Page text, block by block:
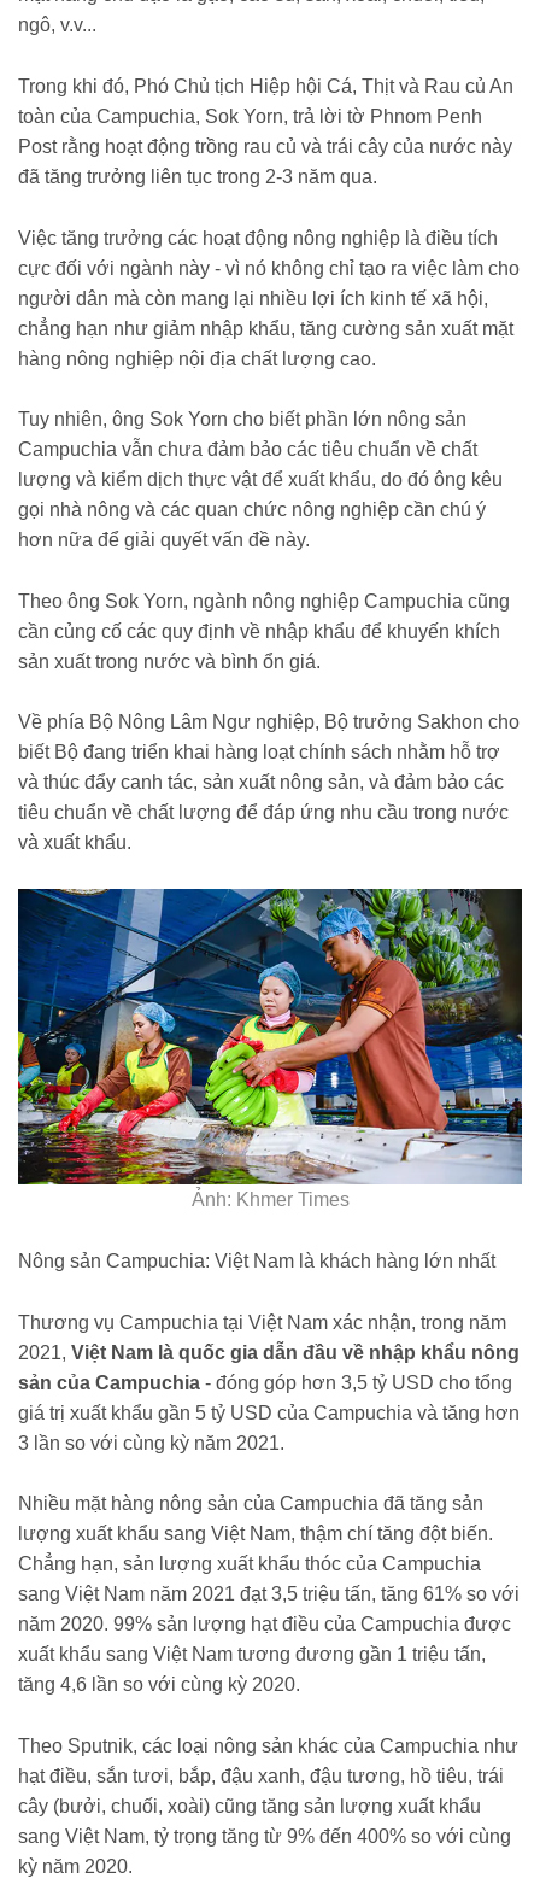
ngô, v.v...
Trong khi đó, Phó Chủ tịch Hiệp hội Cá, Thịt và Rau củ An
toàn của Campuchia, Sok Yorn, trả lời tờ Phnom Penh
Post rằng hoạt động trồng rau củ và trái cây của nước này
đã tăng trưởng liên tục trong 2-3 năm qua.
Việc tăng trưởng các hoạt động nông nghiệp là điều tích
cực đối với ngành này - vì nó không chỉ tạo ra việc làm cho
người dân mà còn mang lại nhiều lợi ích kinh tế xã hội,
chẳng hạn như giảm nhập khẩu, tăng cường sản xuất mặt
hàng nông nghiệp nội địa chất lượng cao.
Tuy nhiên, ông Sok Yorn cho biết phần lớn nông sản
Campuchia vẫn chưa đảm bảo các tiêu chuẩn về chất
lượng và kiểm dịch thực vật để xuất khẩu, do đó ông kêu
gọi nhà nông và các quan chức nông nghiệp cần chú ý
hơn nữa để giải quyết vấn đề này.
Theo ông Sok Yorn, ngành nông nghiệp Campuchia cũng
cần củng cố các quy định về nhập khẩu để khuyến khích
sản xuất trong nước và bình ổn giá.
Về phía Bộ Nông Lâm Ngư nghiệp, Bộ trưởng Sakhon cho
biết Bộ đang triển khai hàng loạt chính sách nhằm hỗ trợ
và thúc đẩy canh tác, sản xuất nông sản, và đảm bảo các
tiêu chuẩn về chất lượng để đáp ứng nhu cầu trong nước
và xuất khẩu.
Ảnh: Khmer Times
Nông sản Campuchia: Việt Nam là khách hàng lớn nhất
Thương vụ Campuchia tại Việt Nam xác nhận, trong năm
2021, Việt Nam là quốc gia dẫn đầu về nhập khẩu nông
sản của Campuchia - đóng góp hơn 3,5 tỷ USD cho tổng
giá trị xuất khẩu gần 5 tỷ USD của Campuchia và tăng hơn
3 lần so với cùng kỳ năm 2021.
Nhiều mặt hàng nông sản của Campuchia đã tăng sản
lượng xuất khẩu sang Việt Nam, thậm chí tăng đột biến.
Chẳng hạn, sản lượng xuất khẩu thóc của Campuchia
sang Việt Nam năm 2021 đạt 3,5 triệu tấn, tăng 61% so với
năm 2020. 99% sản lượng hạt điều của Campuchia được
xuất khẩu sang Việt Nam tương đương gần 1 triệu tấn,
tăng 4,6 lần so với cùng kỳ 2020.
Theo Sputnik, các loại nông sản khác của Campuchia như
hạt điều, sắn tươi, bắp, đậu xanh, đậu tương, hồ tiêu, trái
cây (bưởi, chuối, xoài) cũng tăng sản lượng xuất khẩu
sang Việt Nam, tỷ trọng tăng từ 9% đến 400% so với cùng
kỳ năm 2020.